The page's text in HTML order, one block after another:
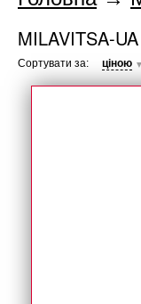
MILAVITSA-
Сортувати за: ціною ▼